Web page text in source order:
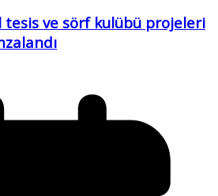
tesis ve sörf kulübü projeleri